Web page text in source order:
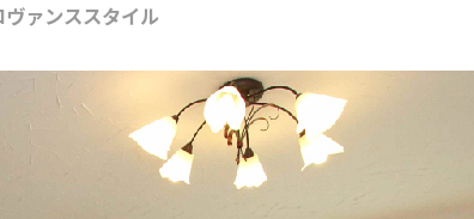
ヴァンススタイル